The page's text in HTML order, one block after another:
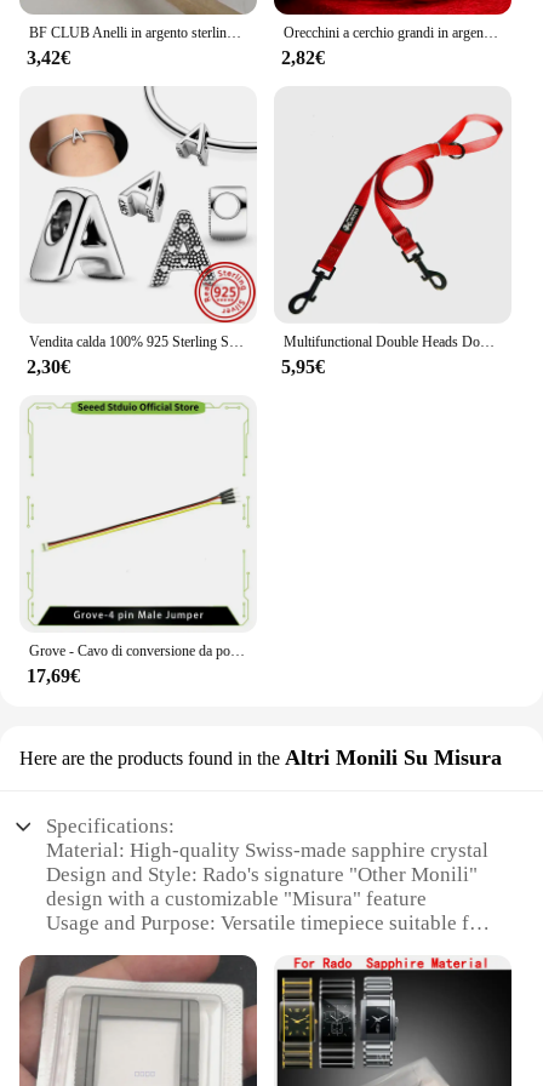
BF CLUB Anelli in argento sterling 925 per donna Moda geometrica fatta a mano Interware irregolari Linee Anello Regalo di Natale per feste
3,42€
Orecchini a cerchio grandi in argento Sterling 925 da 41MM con cerchio liscio per le donne accessori da sposa per feste di moda gioielli regali di natale
2,82€
Vendita calda 100% 925 Sterling Silver 26 lettera A ~ Z alfabeto nome fai da te perline Fit originale Pandora braccialetto di fascino braccialetti gioielleria raffinata
2,30€
Multifunctional Double Heads Dog Leash For Small Medium Large Dogs Twin Lead Dog Leash Per Leash For Walking 2 Two Dogs
5,95€
Grove - Cavo di conversione da ponticello maschio a 4 pin Grove (5 pezzi per confezione)
17,69€
Here are the products found in the Altri Monili Su Misura
Specifications:
Material: High-quality Swiss-made sapphire crystal
Design and Style: Rado's signature "Other Monili"
design with a customizable "Misura" feature
Usage and Purpose: Versatile timepiece suitable for
Performance and Property: Precision quartz
movement for accurate timekeeping
Shape and Size: Sleek, modern dimensions that
complement any wrist
Accessories: Comes with a full set of accessories for